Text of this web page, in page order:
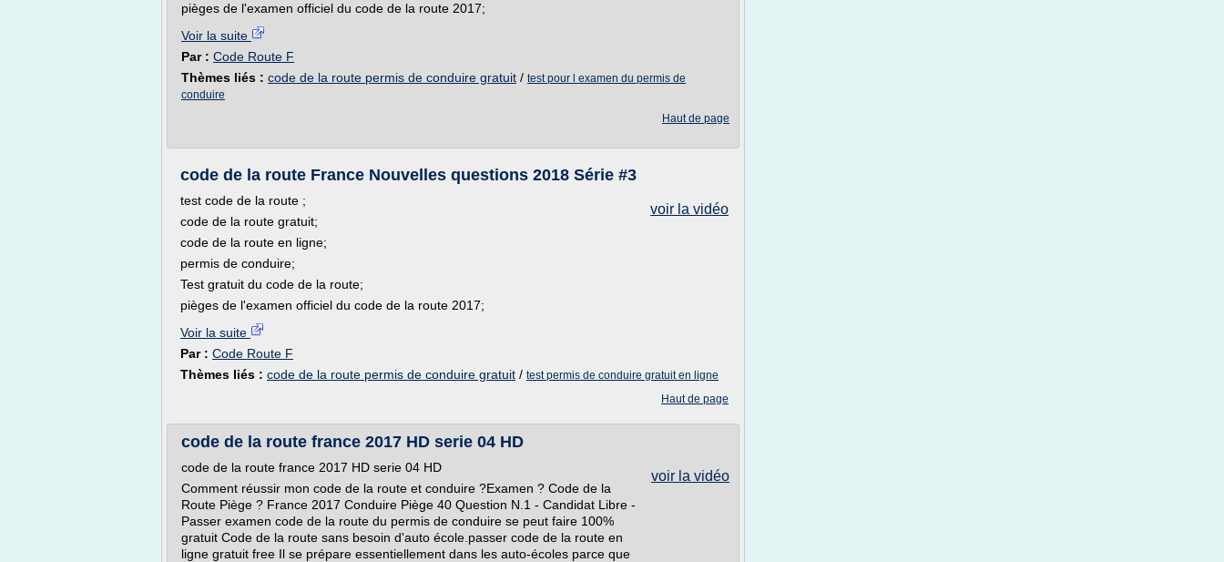
pièges de l'examen officiel du code de la route 2017;
Voir la suite
Par : Code Route F
Thèmes liés : code de la route permis de conduire gratuit / test pour l examen du permis de
conduire
Haut de page
code de la route France Nouvelles questions 2018 Série #3
voir la vidéo
test code de la route ;
code de la route gratuit;
code de la route en ligne;
permis de conduire;
Test gratuit du code de la route;
pièges de l'examen officiel du code de la route 2017;
Voir la suite
Par : Code Route F
Thèmes liés : code de la route permis de conduire gratuit / test permis de conduire gratuit en ligne
Haut de page
code de la route france 2017 HD serie 04 HD
voir la vidéo
code de la route france 2017 HD serie 04 HD
Comment réussir mon code de la route et conduire ?Examen ? Code de la
Route Piège ? France 2017 Conduire Piège 40 Question N.1 - Candidat Libre -
Passer examen code de la route du permis de conduire se peut faire 100%
gratuit Code de la route sans besoin d'auto école.passer code de la route en
ligne gratuit free Il se prépare essentiellement dans les auto-écoles parce que